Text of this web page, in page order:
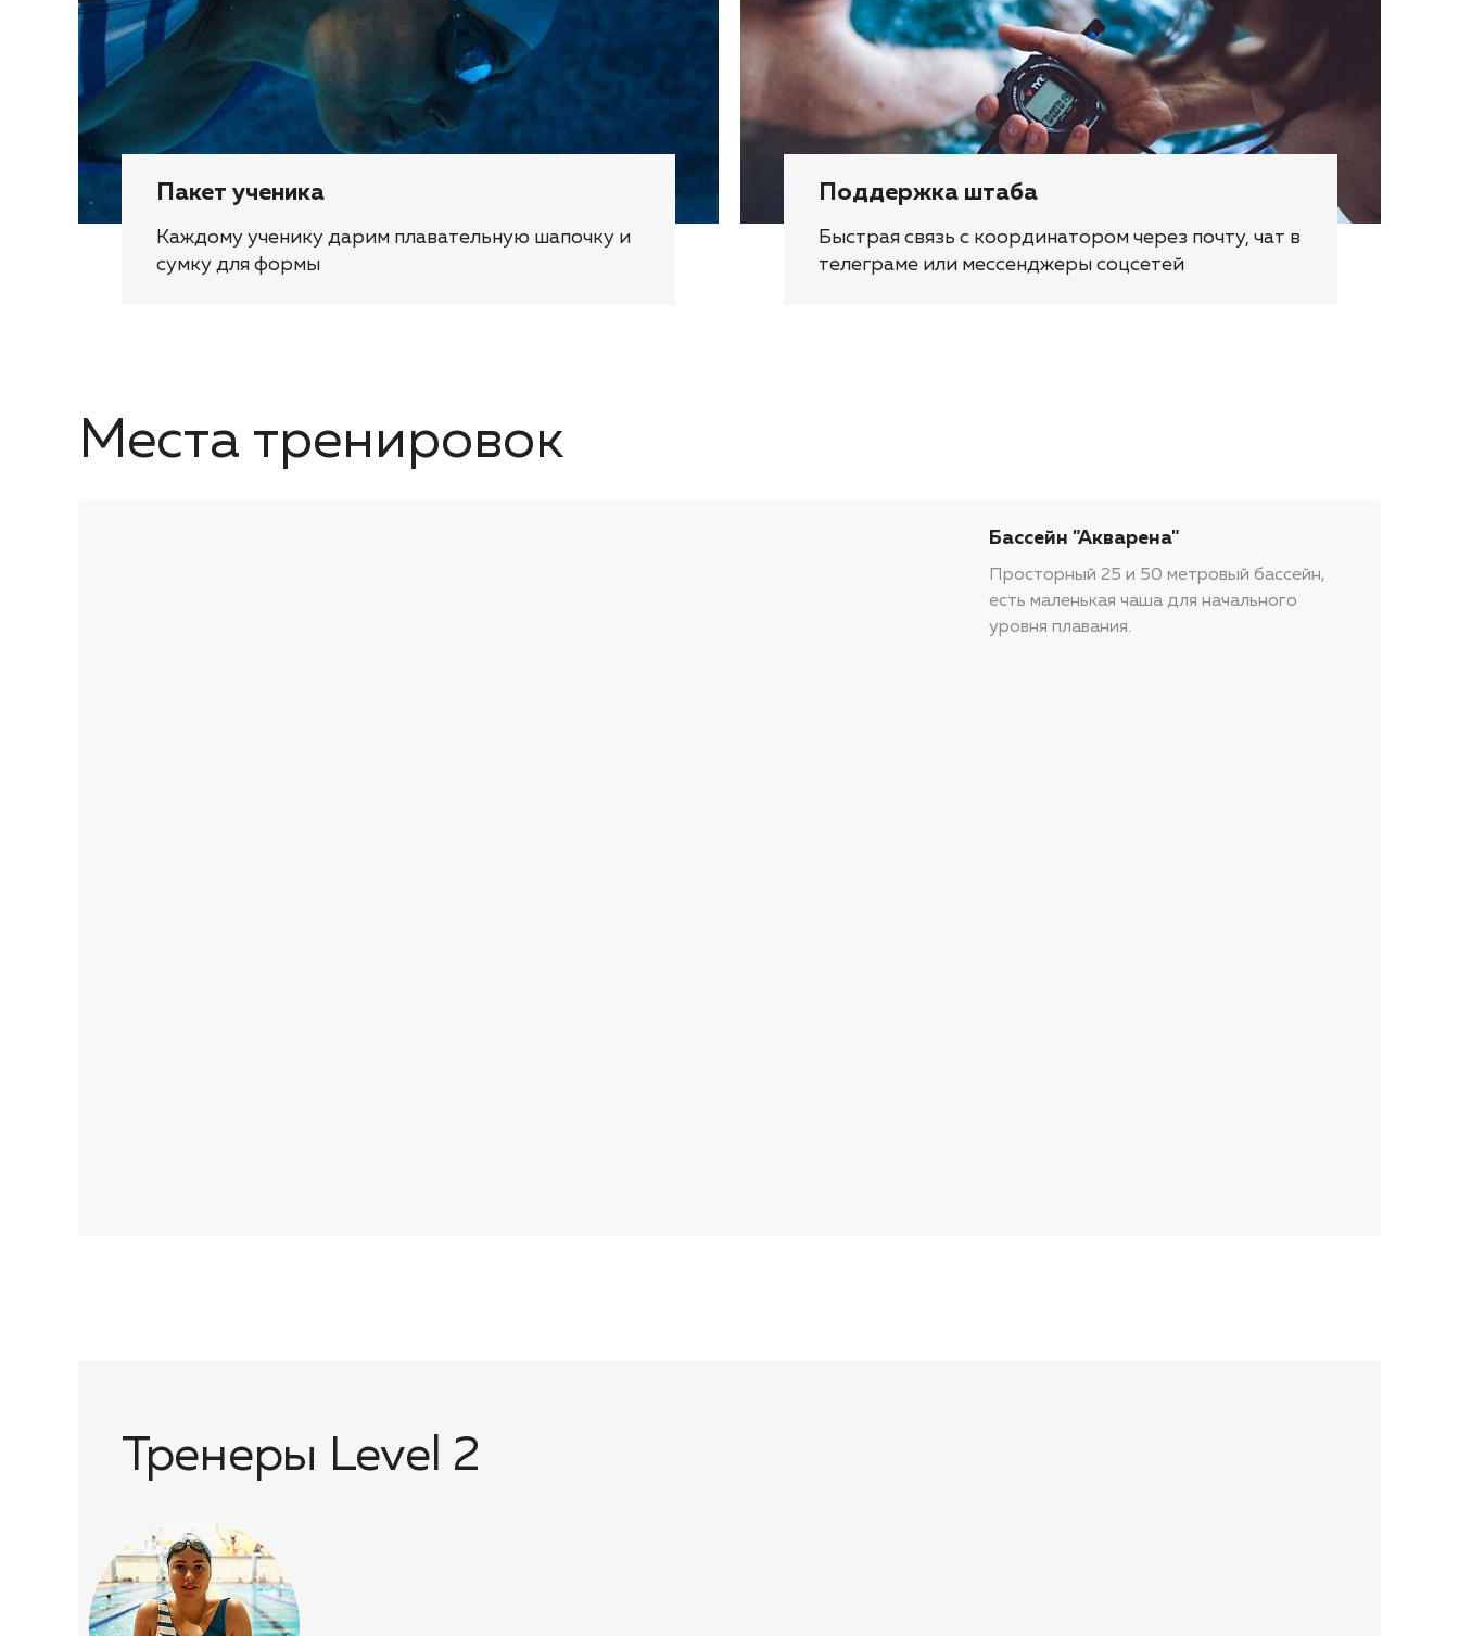
Пакет ученика
Каждому ученику дарим плавательную шапочку и
сумку для формы
Поддержка штаба
Быстрая связь с координатором через почту, чат в
телеграме или мессенджеры соцсетей
Места тренировок
Бассейн "Акварена"
Просторный 25 и 50 метровый бассейн,
есть маленькая чаша для начального
уровня плавания.
Тренеры Level 2